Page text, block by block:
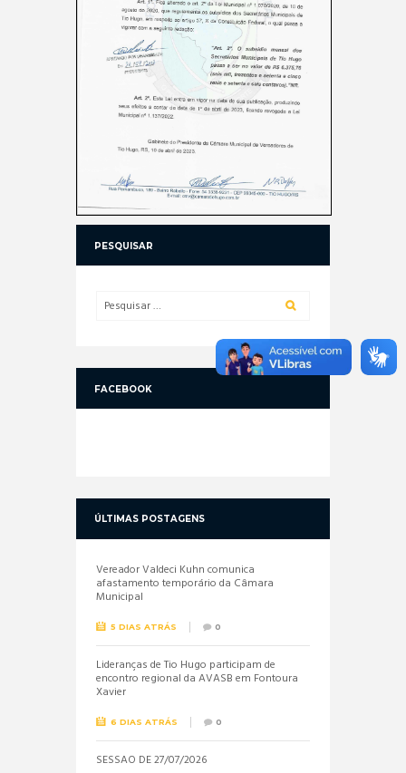
PESQUISAR
FACEBOOK
ÚLTIMAS POSTAGENS
Vereador Valdeci Kuhn comunica
afastamento temporário da Câmara
Municipal
5 DIAS ATRÁS 0
Lideranças de Tio Hugo participam de
encontro regional da AVASB em Fontoura
Xavier
6 DIAS ATRÁS 0
SESSÃO DE 27/07/2026